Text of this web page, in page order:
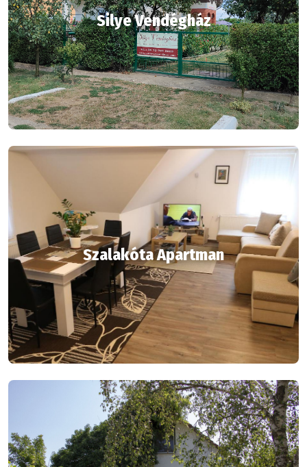
Silye Vendégház
Szalakóta Apartman